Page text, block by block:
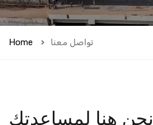
Home تواصل معنا
نحن هنا لمساعدتك